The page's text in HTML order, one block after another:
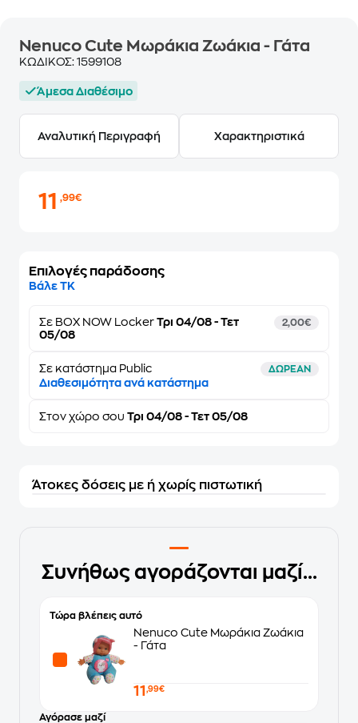
Nenuco Cute Μωράκια Ζωάκια - Γάτα
ΚΩΔΙΚΟΣ: 1599108
Άμεσα Διαθέσιμο
Αναλυτική Περιγραφή Χαρακτηριστικά
11,99€
Επιλογές παράδοσης
Βάλε ΤΚ
Σε BOX NOW Locker Τρι 04/08 - Τετ
05/08
2,00€
Σε κατάστημα Public ΔΩΡΕΑΝ
Διαθεσιμότητα ανά κατάστημα
Στον χώρο σου Τρι 04/08 - Τετ 05/08
Άτοκες δόσεις με ή χωρίς πιστωτική
Συνήθως αγοράζονται μαζί...
Τώρα βλέπεις αυτό
Nenuco Cute Μωράκια Ζωάκια
- Γάτα
11 ,99€
Αγόρασε μαζί